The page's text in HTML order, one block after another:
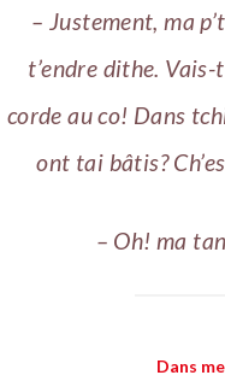
– Justement, ma
t’endre dithe.
corde au co! Dans
ont tai bâtis?
– Oh! ma
Dans